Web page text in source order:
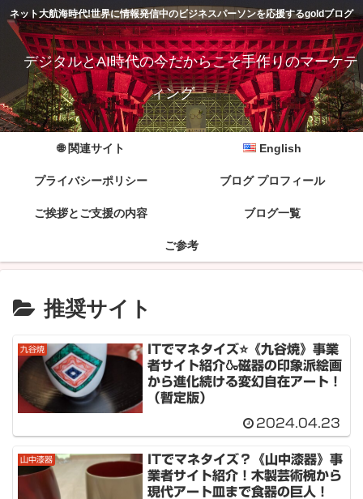
ネット大航海時代!世界に情報発信中のビジネスパーソンを応援するgoldブログ
デジタルとAI時代の今だからこそ手作りのマーケテ
ィング
🌐 関連サイト English
プライバシーポリシー ブログ プロフィール
ご挨拶とご支援の内容 ブログ一覧
ご参考
推奨サイト
九谷焼
ITでマネタイズ⭐《九谷焼》事業
者サイト紹介🍶磁器の印象派絵画
から進化続ける変幻自在アート！
（暫定版）
2024.04.23
山中漆器
ITでマネタイズ？《山中漆器》事
業者サイト紹介！木製芸術椀から
現代アート皿まで食器の巨人！